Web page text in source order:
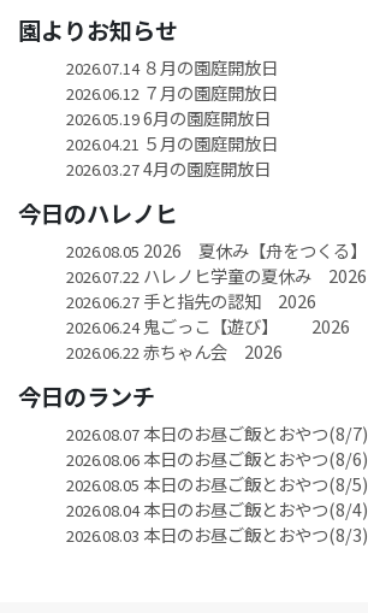
園よりお知らせ
2026.07.14８月の園庭開放日
2026.06.12７月の園庭開放日
2026.05.196月の園庭開放日
2026.04.21 ５月の園庭開放日
2026.03.274月の園庭開放日
今日のハレノヒ
2026.08.05 2026 夏休み【舟をつくる】
2026.07.22ハレノヒ学童の夏休み 2026
2026.06.27手と指先の認知 2026
2026.06.24鬼ごっこ【遊び】 2026
2026.06.22赤ちゃん会 2026
今日のランチ
2026.08.07本日のお昼ご飯とおやつ(8/7)
2026.08.06本日のお昼ご飯とおやつ(8/6)
2026.08.05 本日のお昼ご飯とおやつ(8/5)
2026.08.04本日のお昼ご飯とおやつ(8/4)
2026.08.03 本日のお昼ご飯とおやつ(8/3)